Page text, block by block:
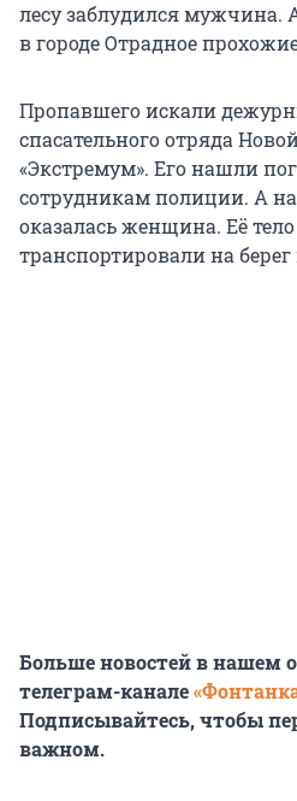
лесу заблудился мужчина.
в городе Отрадное
Пропавшего искали
спасательного отряда
«Экстремум». Его нашли
сотрудникам полиции. А
оказалась женщина. Её
транспортировали на
Больше новостей в нашем
телеграм-канале
Подписывайтесь, чтобы
важном.